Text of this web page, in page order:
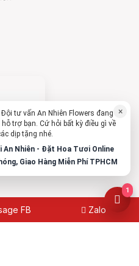
FB Zalo
×
tư vấn An Nhiên Flowers đang
trợ bạn. Cứ hỏi bất kỳ điều gì về
dịp tặng nhé.
An Nhiên - Đặt Hoa Tươi Online
Giao Hàng Miễn Phí TPHCM
1